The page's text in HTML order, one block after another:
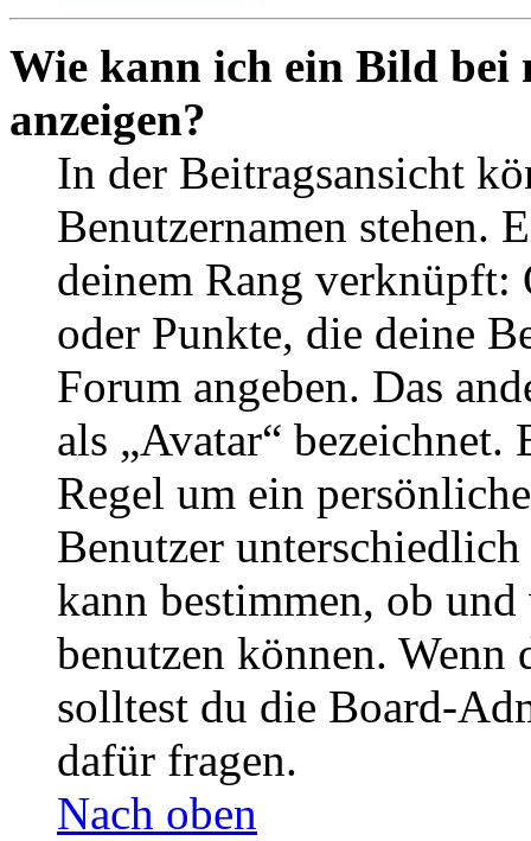
Wie kann ich ein Bild bei
anzeigen?
In der Beitragsansicht
Benutzernamen stehen.
deinem Rang verknüpft:
oder Punkte, die deine
Forum angeben. Das
als „Avatar“
Regel um ein
Benutzer
kann bestimmen, ob
benutzen können. Wenn
solltest du die Board-
dafür fragen.
Nach oben